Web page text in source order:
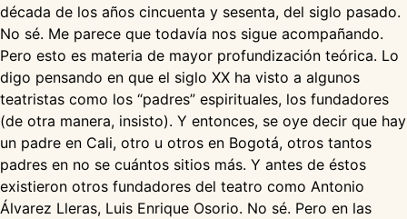
década de los años cincuenta y sesenta, del siglo pasado.
No sé. Me parece que todavía nos sigue acompañando.
Pero esto es materia de mayor profundización teórica. Lo
digo pensando en que el siglo XX ha visto a algunos
teatristas como los “padres” espirituales, los fundadores
(de otra manera, insisto). Y entonces, se oye decir que hay
un padre en Cali, otro u otros en Bogotá, otros tantos
padres en no se cuántos sitios más. Y antes de éstos
existieron otros fundadores del teatro como Antonio
Álvarez Lleras, Luis Enrique Osorio. No sé. Pero en las